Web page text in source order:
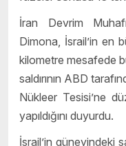
İran Devrim
Dimona, İsrail’in en
kilometre mesafede
saldırının ABD
Nükleer Tesisi’ne
yapıldığını duyurdu.
İsrail’in güneyindeki